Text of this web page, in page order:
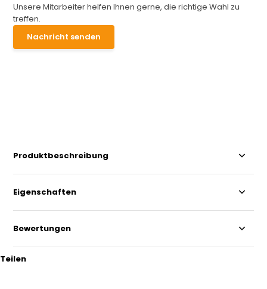
Unsere Mitarbeiter helfen Ihnen gerne, die richtige Wahl zu
treffen.
Nachricht senden
Produktbeschreibung
Eigenschaften
Bewertungen
Teilen